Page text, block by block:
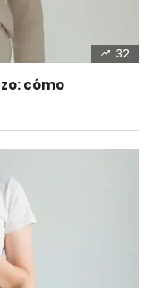
32
cómo